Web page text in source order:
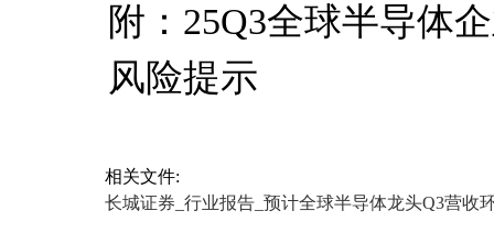
附：25Q3全球半导体
风险提示
相关文件:
长城证券_行业报告_预计全球半导体龙头Q3营收